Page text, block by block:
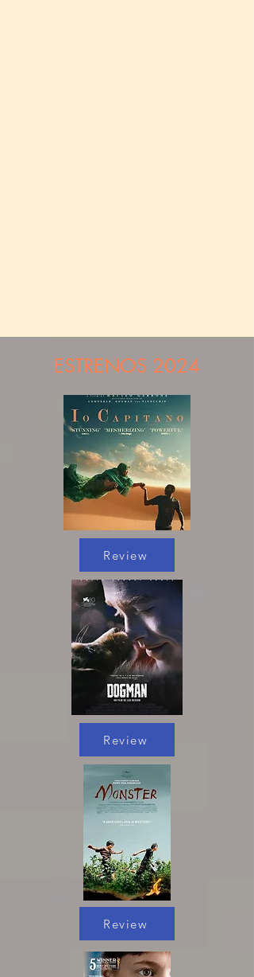
ESTRENOS 2024
Review
Review
Review